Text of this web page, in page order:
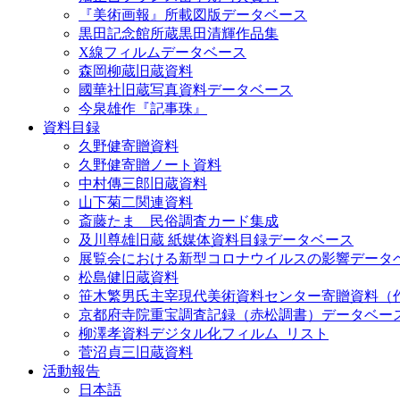
『美術画報』所載図版データベース
黒田記念館所蔵黒田清輝作品集
X線フィルムデータベース
森岡柳蔵旧蔵資料
國華社旧蔵写真資料データベース
今泉雄作『記事珠』
資料目録
久野健寄贈資料
久野健寄贈ノート資料
中村傳三郎旧蔵資料
山下菊二関連資料
斎藤たま 民俗調査カード集成
及川尊雄旧蔵 紙媒体資料目録データベース
展覧会における新型コロナウイルスの影響データ
松島健旧蔵資料
笹木繁男氏主宰現代美術資料センター寄贈資料（
京都府寺院重宝調査記録（赤松調書）データベー
柳澤孝資料デジタル化フィルム_リスト
菅沼貞三旧蔵資料
活動報告
日本語